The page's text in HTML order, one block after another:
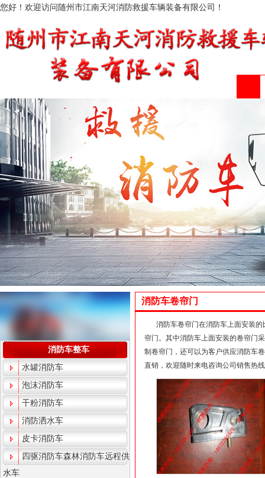
您好！欢迎访问随州市江南天河消防救援车辆装备有限公司！
消防车整车
水罐消防车
泡沫消防车
干粉消防车
消防洒水车
皮卡消防车
四驱消防车森林消防车远程供
水车
消防车卷帘门
消防车卷帘门在消防车上面安装
帘门。其中消防车上面安装的卷帘门
制卷帘门，还可以为客户供应消防车
直销，欢迎随时来电咨询公司销售热线